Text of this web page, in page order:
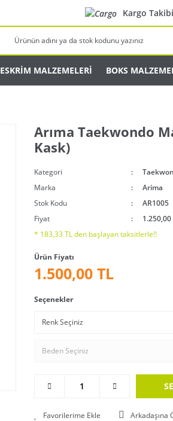
Kargo Takibi
ESKRİM MALZEMELERİ BOKS
Arıma Taekwondo
Kask)
Kategori
Marka
Arima
Stok Kodu
AR1005
Fiyat
1.250,00
* 183,33 TL den başlayan taksitlerle!!
Ürün Fiyatı
1.500,00 TL
Seçenekler
Arkadaşına